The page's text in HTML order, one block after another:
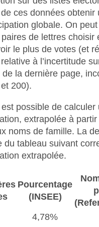
ces données obtenir
globale. On
de lettres choisir
le plus de votes (et
relative à l’incertitude
de la dernière page,
200).
possible de calculer
extrapolée à
noms de famille. La
du tableau suivant
extrapolée.
Pourcentage
(INSEE)
4,78%